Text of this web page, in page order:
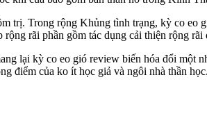
trị. Trong rộng Khủng tình trạng, kỳ co eo
rãi phần gồm tác dụng cải thiện rộng
lại kỳ co eo gió review biến hóa đổi một
điểm của ko ít học giả và ngôi nhà thần học.